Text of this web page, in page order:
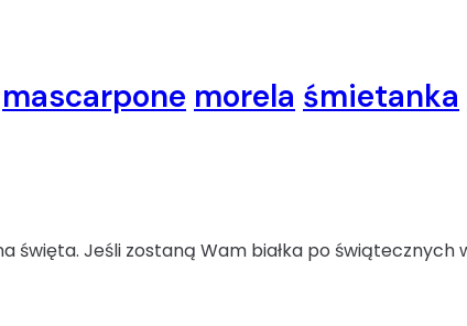
mascarpone morela śmietanka
święta. Jeśli zostaną Wam białka po